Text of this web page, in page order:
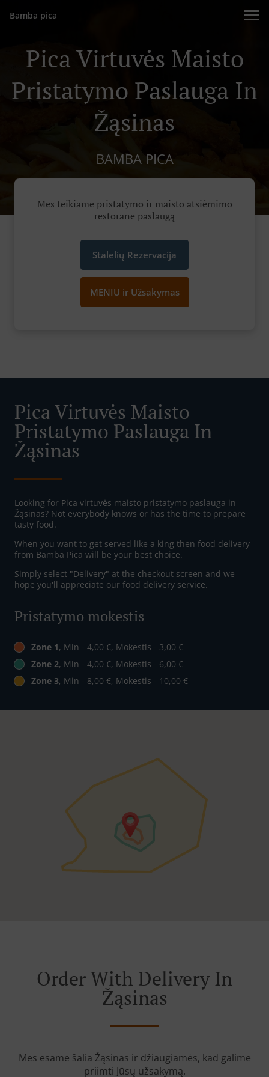
Bamba pica
Pica Virtuvės Maisto
Pristatymo Paslauga In
Žąsinas
BAMBA PICA
Mes teikiame pristatymo ir maisto atsiėmimo
restorane paslaugą
Stalelių Rezervacija
MENIU ir Užsakymas
Pica Virtuvės Maisto
Pristatymo Paslauga In
Žąsinas
Looking for Pica virtuvės maisto pristatymo paslauga in
Žąsinas? Not everybody knows or has the time to prepare
tasty food.
When you want to get served like a king then food delivery
from Bamba Pica will be your best choice.
Simply select "Delivery" at the checkout screen and we
hope you'll appreciate our food delivery service.
Pristatymo mokestis
Zone 1, Min - 4,00 €, Mokestis - 3,00 €
Zone 2, Min - 4,00 €, Mokestis - 6,00 €
Zone 3, Min - 8,00 €, Mokestis - 10,00 €
Order With Delivery In
Žąsinas
Mes esame šalia Žąsinas ir džiaugiamės, kad galime
priimti Jūsų užsakymą.